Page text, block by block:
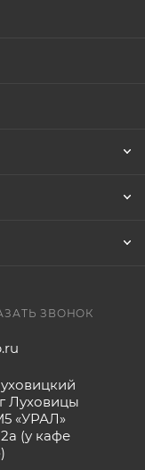
ЗВОНОК
Луховицы
«УРАЛ»
(у кафе